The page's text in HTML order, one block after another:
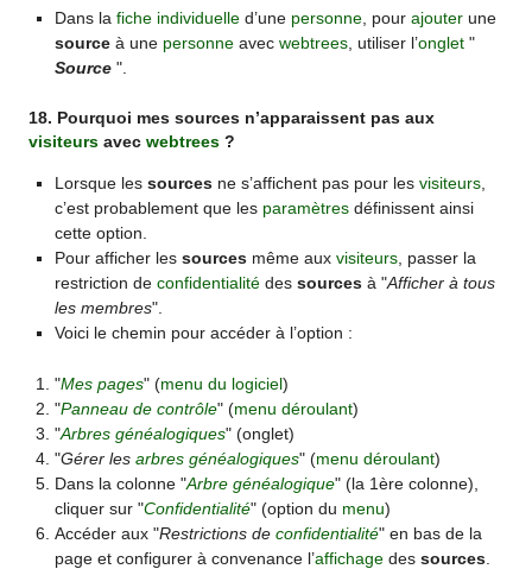
Dans la fiche individuelled’une personne, pour ajouterune
sourceà une personneavec webtrees, utiliser l’onglet"
Source ".
18. Pourquoi mes sources n’apparaissent pas aux
visiteurs avecwebtrees ?
Lorsque les sourcesne s’affichent pas pour les visiteurs,
c’est probablement que les paramètresdéfinissent ainsi
cette option.
Pour afficher les sourcesmême aux visiteurs, passer la
restriction de confidentialitédes sourcesà "Afficher à tous
les membres".
Voici le chemin pour accéder à l’option :
"Mes pages" (menu du logiciel)
"Panneau de contrôle" (menu déroulant)
"Arbres généalogiques" (onglet)
"Gérer les arbres généalogiques" (menu déroulant)
Dans la colonne "Arbre généalogique" (la 1ère colonne),
cliquer sur "Confidentialité" (option du menu)
Accéder aux "Restrictions de confidentialité" en bas de la
page et configurer à convenance l’affichagedes sources.